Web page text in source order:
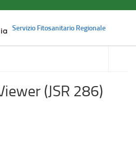
Servizio Fitosanitario Regionale
accedi
(JSR 286)